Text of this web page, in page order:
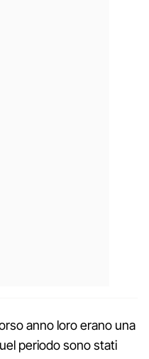
anno loro erano una
periodo sono stati